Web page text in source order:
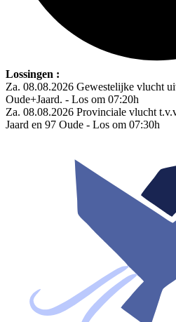
Lossingen :
Za. 08.08.2026 Gewestelijke vlucht
Oude+Jaard. - Los om 07:20h
Za. 08.08.2026 Provinciale vlucht
Jaard en 97 Oude - Los om 07:30h